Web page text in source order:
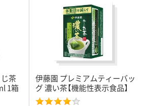
茶
1箱
伊藤園 プレミアムティーバッ
グ 濃い茶【機能性表示食品】